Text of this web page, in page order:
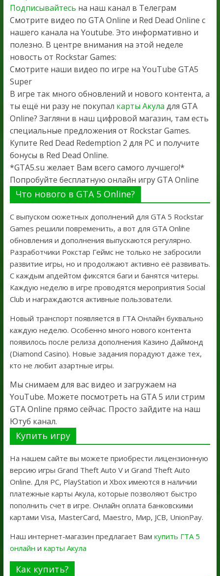
Подписывайтесь на наш канал в Телеграм
Смотрите видео по GTA Online и Red Dead Online с
нашего канала на Youtube. Это информативно и
полезно. В центре внимания на этой неделе
новость от Rockstar Games:
Смотрите наши видео по игре на YouTube GTA5
Super
В игре так много обновлений и нового контента, а
ты ещё ни разу не покупал карты Акула для GTA
Online? Загляни в наш цифровой магазин, там есть
специальные предложения от Rockstar Games.
Купите Red Dead Redemption 2 для PC и получите
бонусы в Red Dead Online.
*GTA5.su желает Вам всего самого лучшего!*
Попробуйте бесплатную онлайн игру GTA Online
Что нового в GTA 5 Online?
С выпуском сюжетных дополнений для GTA 5 Rockstar
Games решили повременить, а вот для GTA Online
обновления и дополнения выпускаются регулярно.
Разработчики Рокстар Геймс не только не забросили
развитие игры, но и продолжают активно её развивать.
С каждым апдейтом фиксятся баги и банятся читеры.
Каждую неделю в игре проводятся мероприятия Social
Club и награждаются активные пользователи.
Новый транспорт появляется в ГТА Онлайн буквально
каждую неделю. Особенно много нового контента
появилось после релиза дополнения Казино Даймонд
(Diamond Casino). Новые задания порадуют даже тех,
кто не любит азартные игры.
Мы снимаем для вас видео и загружаем на
YouTube. Можете посмотреть на GTA 5 или стрим
GTA Online прямо сейчас. Просто зайдите на наш
Ютуб канал.
Купить игру
На нашем сайте вы можете приобрести лицензионную
версию игры Grand Theft Auto V и Grand Theft Auto
Online. Для PC, PlayStation и Xbox имеются в наличии
платежные карты Акула, которые позволяют быстро
пополнить счет в игре. Онлайн оплата банковскими
картами Visa, MasterCard, Maestro, Мир, JCB, UnionPay.
Наш интернет-магазин предлагает Вам купить ГТА 5
онлайн и карты Акула
Как купить?